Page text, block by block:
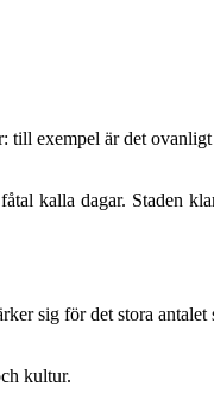
exempel är det
kalla dagar. Staden
sig för det stora
kultur.